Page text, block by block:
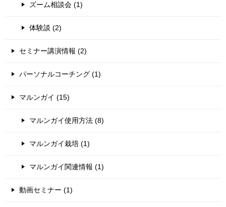
ズーム相談会 (1)
体験談 (2)
セミナー講演情報 (2)
パーソナルコーチング (1)
マルンガイ (15)
マルンガイ使用方法 (8)
マルンガイ栽培 (1)
マルンガイ関連情報 (1)
動画セミナー (1)